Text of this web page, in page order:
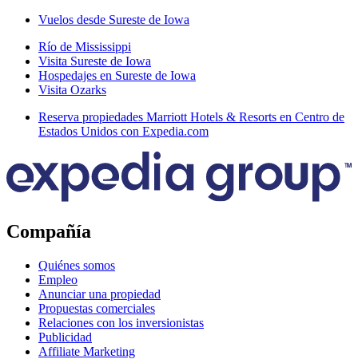
Vuelos desde Sureste de Iowa
Río de Mississippi
Visita Sureste de Iowa
Hospedajes en Sureste de Iowa
Visita Ozarks
Reserva propiedades Marriott Hotels & Resorts en Centro de
Estados Unidos con Expedia.com
Compañía
Quiénes somos
Empleo
Anunciar una propiedad
Propuestas comerciales
Relaciones con los inversionistas
Publicidad
Affiliate Marketing